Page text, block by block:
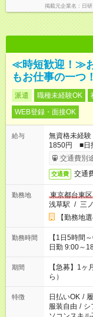
掲載元企業名 日
≪時短歓迎！≫
もお仕事の一つ
派遣 職種未経験OK
WEB登録・面接OK
給与
無資格未経
1850円 ■日
交通費別
交通費 交通
勤務地
東京都台東区
浅草駅 / 三
【勤務地
勤務時間
【1日5時間～
日勤 9:00～
短 10:00～15:00 上記はあくまで一例です。 「夕
しておきた
間を有効に
ね。
期間
【急募】1
ら）
特徴 日払いOK /
服装自由 / シ